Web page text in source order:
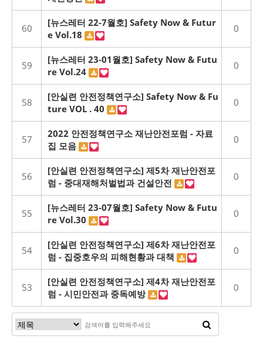
60
[뉴스레터 22-7월호] Safety Now & Futur
e Vol.18
0
59
[뉴스레터 23-01월호] Safety Now & Futu
re Vol.24
0
58
[안실련 안전정책연구소] Safety Now & Fu
ture VOL . 40
0
57
2022 안전정책연구소 재난안전포럼 - 자료
집 모음
0
56
[안실련 안전정책연구소] 제5차 재난안전포
럼 - 중대재해처벌법과 건설안전
0
55
[뉴스레터 23-07월호] Safety Now & Futu
re Vol.30
0
54
[안실련 안전정책연구소] 제6차 재난안전포
럼 - 집중호우의 피해현황과 대책
0
53
[안실련 안전정책연구소] 제4차 재난안전포
럼 - 시민안전과 중독예방
0